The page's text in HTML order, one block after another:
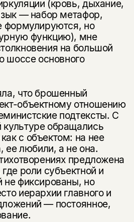
(кровь, дыхание,
— набор метафор,
формулируются, но
функцию), мне
на большой
шоссе основного
что брошенный
объектному отношению
подтексты. С
обращались
с объектом: на нее
ее любили, а не она.
предложена
роли субъектной и
не фиксированы, но
иерархии главного и
— постоянное,
Политикой конфиденциальности
Политикой конфиденциальности
18 лет?
да
назад